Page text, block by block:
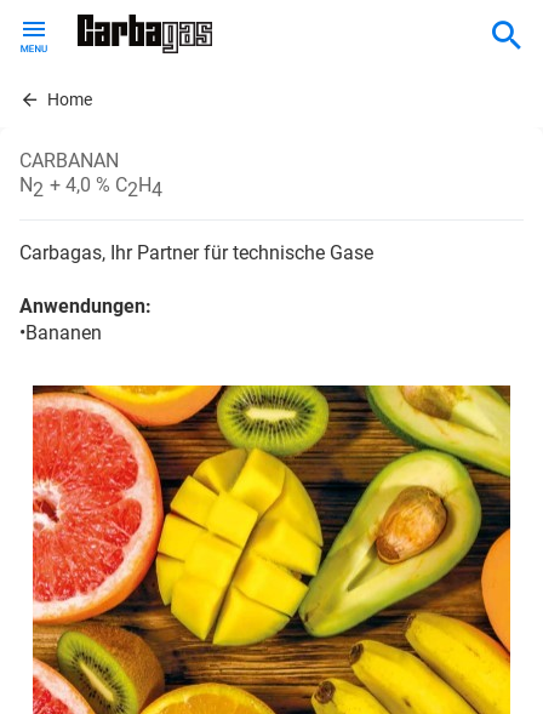
contentHome
CARBANAN
N2+ 4,0 % C2H4
Carbagas, Ihr Partner für technische Gase
Anwendungen:
•Bananen